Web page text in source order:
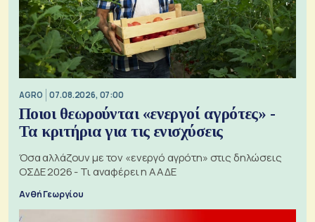
AGRO 07.08.2026, 07:00
Ποιοι θεωρούνται «ενεργοί αγρότες» -
Τα κριτήρια για τις ενισχύσεις
Όσα αλλάζουν με τον «ενεργό αγρότη» στις δηλώσεις
ΟΣΔΕ 2026 - Τι αναφέρει η ΑΑΔΕ
Ανθή Γεωργίου